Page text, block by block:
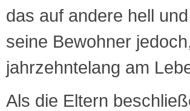
das auf andere hell
seine Bewohner
jahrzehntelang am
Als die Eltern